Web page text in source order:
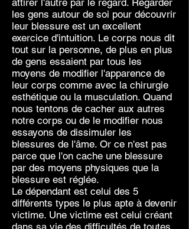
attirer l'autre par le regard. Regarder
les gens autour de soi pour découvrir
leur blessure est un excellent
exercice d'intuition. Le corps nous dit
tout sur la personne, de plus en plus
de gens essaient par tous les
moyens de modifier l'apparence de
leur corps comme avec la chirurgie
esthétique ou la musculation. Quand
nous tentons de cacher aux autres
notre corps ou de le modifier nous
essayons de dissimuler les
blessures de l'âme. Or ce n'est pas
parce que l'on cache une blessure
par des moyens physiques que la
blessure est réglée.
Le dépendant est celui des 5
différents types le plus apte à devenir
victime. Une victime est celui créant
dans sa vie des difficultés de toutes